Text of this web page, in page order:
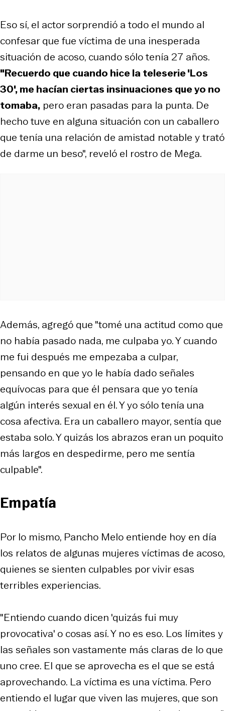
Eso sí, el actor sorprendió a todo el mundo al
confesar que fue víctima de una inesperada
situación de acoso, cuando sólo tenía 27 años.
"Recuerdo que cuando hice la teleserie 'Los
30', me hacían ciertas insinuaciones que yo no
tomaba, pero eran pasadas para la punta. De
hecho tuve en alguna situación con un caballero
que tenía una relación de amistad notable y trató
de darme un beso", reveló el rostro de Mega.
Además, agregó que "tomé una actitud como que
no había pasado nada, me culpaba yo. Y cuando
me fui después me empezaba a culpar,
pensando en que yo le había dado señales
equívocas para que él pensara que yo tenía
algún interés sexual en él. Y yo sólo tenía una
cosa afectiva. Era un caballero mayor, sentía que
estaba solo. Y quizás los abrazos eran un poquito
más largos en despedirme, pero me sentía
culpable".
Empatía
Por lo mismo, Pancho Melo entiende hoy en día
los relatos de algunas mujeres víctimas de acoso,
quienes se sienten culpables por vivir esas
terribles experiencias.
"Entiendo cuando dicen 'quizás fui muy
provocativa' o cosas así. Y no es eso. Los límites y
las señales son vastamente más claras de lo que
uno cree. El que se aprovecha es el que se está
aprovechando. La víctima es una víctima. Pero
entiendo el lugar que viven las mujeres, que son